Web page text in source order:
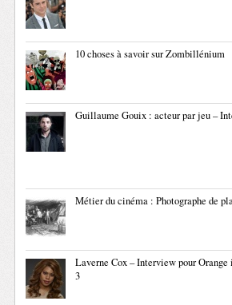
10 choses à savoir sur Zombillénium
Guillaume Gouix : acteur par jeu –
Métier du cinéma : Photographe de
Laverne Cox – Interview pour
3